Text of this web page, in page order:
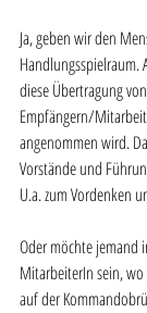
Ja, geben wir den
Handlungsspielraum.
diese Übertragung
Empfängern/
angenommen wird.
Vorstände und
U.a. zum Vordenken
Oder möchte jemand
MitarbeiterIn sein,
auf der